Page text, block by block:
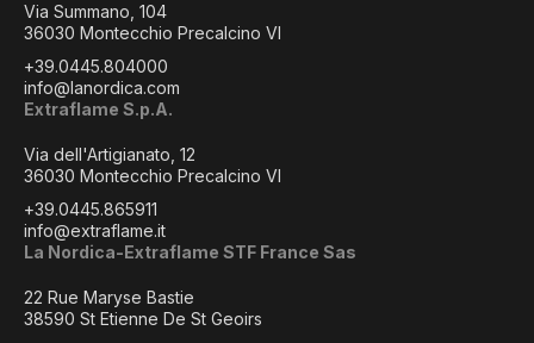
Via Summano, 104
36030 Montecchio Precalcino VI
+39.0445.804000
info@lanordica.com
Extraflame S.p.A.
Via dell'Artigianato, 12
36030 Montecchio Precalcino VI
+39.0445.865911
info@extraflame.it
La Nordica-Extraflame STF France Sas
22 Rue Maryse Bastie
38590 St Etienne De St Geoirs